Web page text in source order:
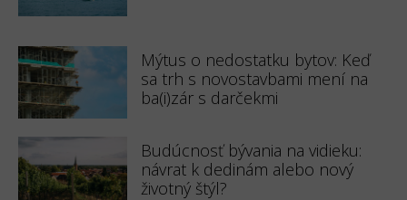
Mýtus o nedostatku bytov: Keď
sa trh s novostavbami mení na
ba(i)zár s darčekmi
Budúcnosť bývania na vidieku:
návrat k dedinám alebo nový
životný štýl?